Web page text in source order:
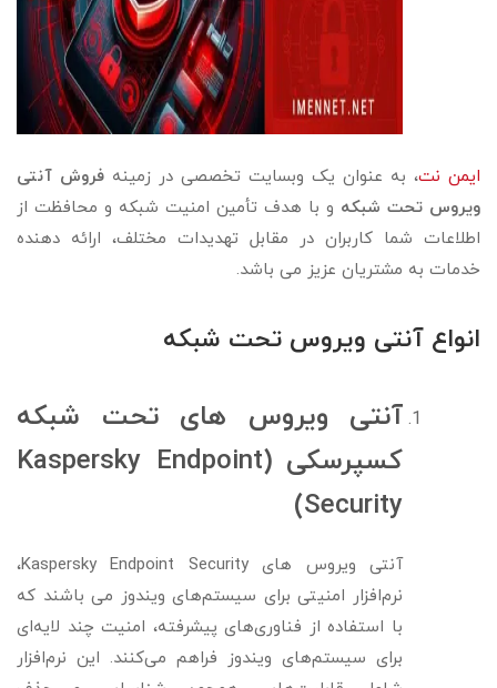
ایمن نت، به عنوان یک وبسایت تخصصی در زمینه فروش آنتی
ویروس تحت شبکه و با هدف تأمین امنیت شبکه و محافظت از
اطلاعات شما کاربران در مقابل تهدیدات مختلف، ارائه دهنده
خدمات به مشتریان عزیز می باشد.
انواع آنتی ویروس تحت شبکه
آنتی ویروس های تحت شبکه
کسپرسکی (Kaspersky Endpoint
Security)
آنتی ویروس های Kaspersky Endpoint Security،
نرم‌افزار امنیتی برای سیستم‌های ویندوز می باشند که
با استفاده از فناوری‌های پیشرفته، امنیت چند لایه‌ای
برای سیستم‌های ویندوز فراهم می‌کنند. این نرم‌افزار